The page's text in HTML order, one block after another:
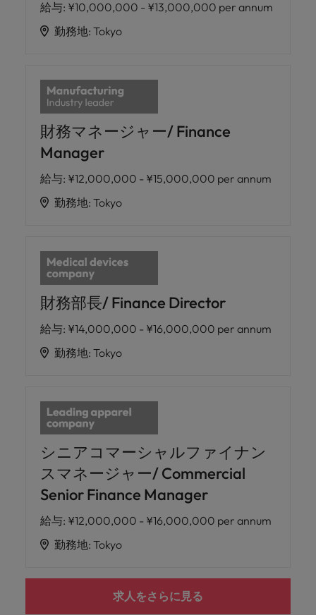
給与: ¥10,000,000 - ¥13,000,000 per annum
勤務地: Tokyo
財務マネージャー/ Finance
Manager
給与: ¥12,000,000 - ¥15,000,000 per annum
勤務地: Tokyo
財務部長/ Finance Director
給与: ¥14,000,000 - ¥16,000,000 per annum
勤務地: Tokyo
シニアコマーシャルファイナン
スマネージャー/ Commercial
Senior Finance Manager
給与: ¥12,000,000 - ¥16,000,000 per annum
勤務地: Tokyo
求人をさらに見る